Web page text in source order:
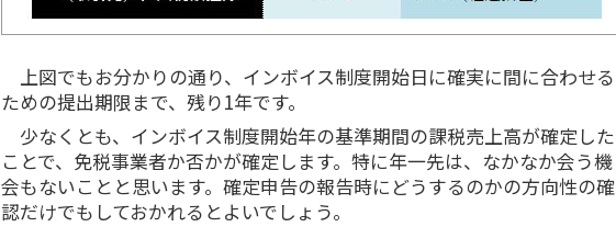
上図でもお分かりの通り、インボイス制度開始日に確実に間に合わせる
ための提出期限まで、残り1年です。
少なくとも、インボイス制度開始年の基準期間の課税売上高が確定した
ことで、免税事業者か否かが確定します。特に年一先は、なかなか会う機
会もないことと思います。確定申告の報告時にどうするのかの方向性の確
認だけでもしておかれるとよいでしょう。